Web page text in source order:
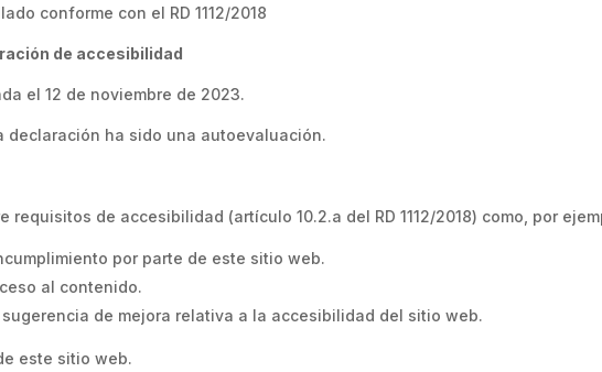
conforme con el RD 1112/2018
de accesibilidad
el 12 de noviembre de 2023.
declaración ha sido una autoevaluación.
de accesibilidad (artículo 10.2.a del RD 1112/2018) como, por
por parte de este sitio web.
al contenido.
de mejora relativa a la accesibilidad del sitio web.
este sitio web.